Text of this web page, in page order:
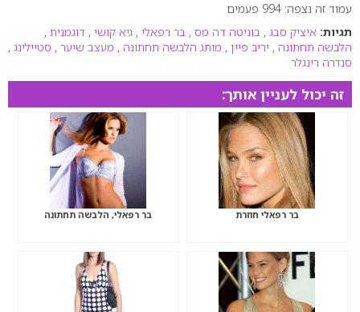
0עמוד זה נצפה: 994 פעמים
תגיות: איציק סבג , בוניטה דה מס , בר רפאלי , גיא קושי , דוגמנית ,
הלבשה תחתונה , יריב פיין , מותג הלבשה תחתונה , מעצב שיער , סטיילינג ,
סנדרה רינגלר
זה יכול לעניין אותך:
בר רפאלי חוזרת בר רפאלי, הלבשה תחתונה